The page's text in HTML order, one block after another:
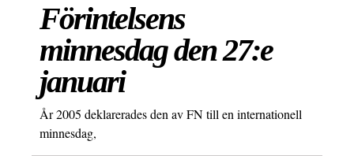
Förintelsens
minnesdag den 27:e
januari
År 2005 deklarerades den av FN till en internationell
minnesdag,